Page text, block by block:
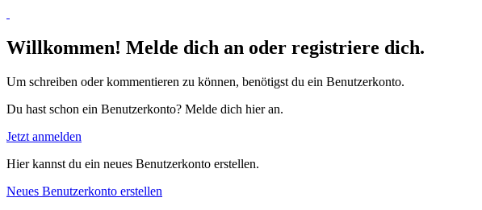
Willkommen! Melde dich an oder registriere dich.
Um schreiben oder kommentieren zu können, benötigst du ein Benutzerkonto.
Du hast schon ein Benutzerkonto? Melde dich hier an.
Jetzt anmelden
Hier kannst du ein neues Benutzerkonto erstellen.
Neues Benutzerkonto erstellen